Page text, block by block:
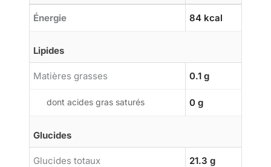
Énergie 84 kcal
Lipides
Matières grasses 0.1 g
dont acides gras saturés 0 g
Glucides
Glucides totaux 21.3 g